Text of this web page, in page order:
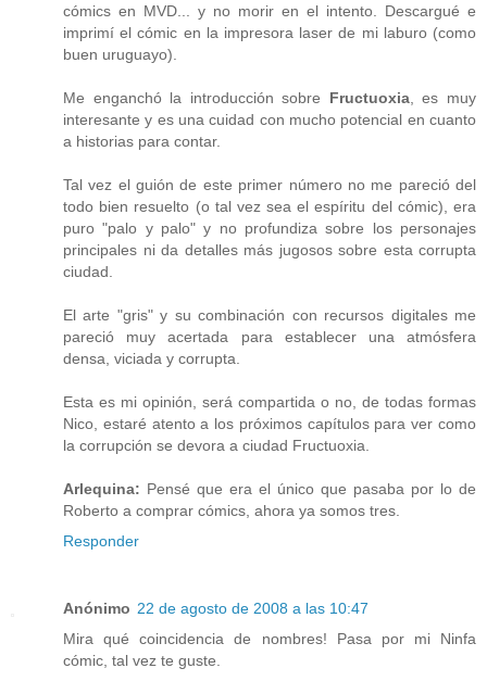
cómics en MVD... y no morir en el intento. Descargué e
imprimí el cómic en la impresora laser de mi laburo (como
buen uruguayo).
Me enganchó la introducción sobre Fructuoxia, es muy
interesante y es una cuidad con mucho potencial en cuanto
a historias para contar.
Tal vez el guión de este primer número no me pareció del
todo bien resuelto (o tal vez sea el espíritu del cómic), era
puro "palo y palo" y no profundiza sobre los personajes
principales ni da detalles más jugosos sobre esta corrupta
ciudad.
El arte "gris" y su combinación con recursos digitales me
pareció muy acertada para establecer una atmósfera
densa, viciada y corrupta.
Esta es mi opinión, será compartida o no, de todas formas
Nico, estaré atento a los próximos capítulos para ver como
la corrupción se devora a ciudad Fructuoxia.
Arlequina: Pensé que era el único que pasaba por lo de
Roberto a comprar cómics, ahora ya somos tres.
Responder
Anónimo 22 de agosto de 2008 a las 10:47
Mira qué coincidencia de nombres! Pasa por mi Ninfa
cómic, tal vez te guste.